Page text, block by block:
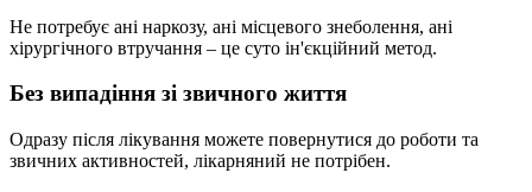
Не потребує ані наркозу, ані місцевого знеболення, ані
хірургічного втручання – це суто ін'єкційний метод.
Без випадіння зі звичного життя
Одразу після лікування можете повернутися до роботи та
звичних активностей, лікарняний не потрібен.